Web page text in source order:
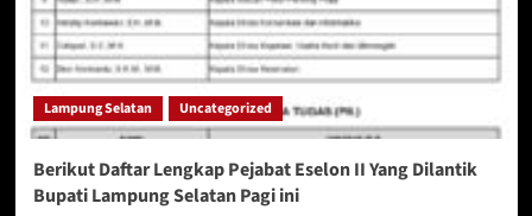
Lampung Selatan Uncategorized
Berikut Daftar Lengkap Pejabat Eselon II Yang Dilantik
Bupati Lampung Selatan Pagi ini